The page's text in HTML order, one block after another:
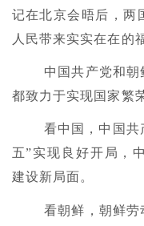
记在北京会晤后，两
人民带来实实在在的
中国共产党和朝
都致力于实现国家繁
看中国，中国共
五”实现良好开局，
建设新局面。
看朝鲜，朝鲜劳